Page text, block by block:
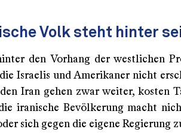
Volk steht hinter
den Vorhang der westlichen
Israelis und Amerikaner nicht
Iran gehen zwar weiter, kosten
iranische Bevölkerung macht
sich gegen die eigene Regierung